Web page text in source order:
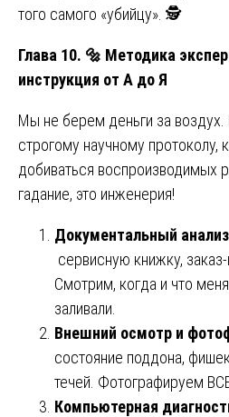
того самого «убийцу». 🕵️
Глава 10. 🔩 Методика
инструкция от А до Я
Мы не берем деньги за
строгому научному протоколу,
добиваться воспроизводимых
гадание, это инженерия!
Документальный
сервисную книжку,
Смотрим, когда и что
заливали.
Внешний осмотр и
состояние поддона,
течей. Фотографируем
Компьютерная